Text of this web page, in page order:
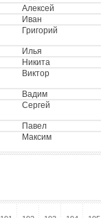
Алексей
Иван
Григорий
Илья
Никита
Виктор
Вадим
Сергей
Павел
Максим